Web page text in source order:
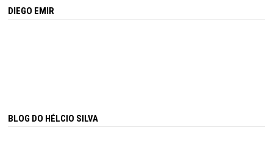
DIEGO EMIR
BLOG DO HÉLCIO SILVA